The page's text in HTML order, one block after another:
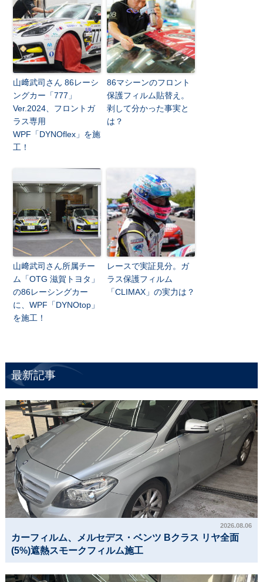
山﨑武司さん 86レーシ
ングカー「777」
Ver.2024、フロントガ
ラス専用
WPF「DYNOflex」を施
工！
86マシーンのフロント
保護フィルム貼替え。
剥して分かった事実と
は？
山﨑武司さん所属チー
ム「OTG 滋賀トヨタ」
の86レーシングカー
に、WPF「DYNOtop」
を施工！
レースで実証見分。ガ
ラス保護フィルム
「CLIMAX」の実力は？
最新記事
2026.08.06
カーフィルム、メルセデス・ベンツ Bクラス リヤ全面
(5%)遮熱スモークフィルム施工